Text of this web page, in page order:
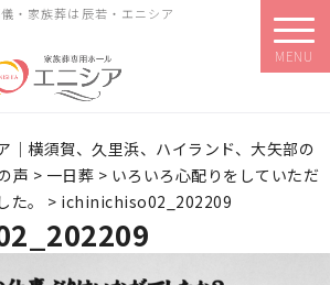
家族葬は辰若・エニシア
MENU
｜横須賀、久里浜、ハイランド、大矢部の
声 > 一日葬 > いろいろ心配りをしていただ
。
> ichinichiso02_202209